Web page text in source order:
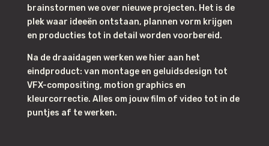
brainstormen we over nieuwe projecten. Het is de
plek waar ideeën ontstaan, plannen vorm krijgen
en producties tot in detail worden voorbereid.
Na de draaidagen werken we hier aan het
eindproduct: van montage en geluidsdesign tot
VFX-compositing, motion graphics en
kleurcorrectie. Alles om jouw film of video tot in de
puntjes af te werken.